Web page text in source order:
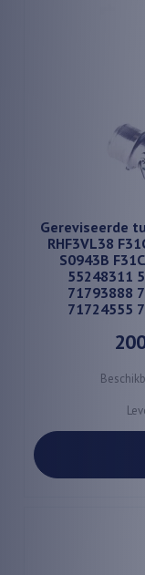
Gereviseerde
RHF3VL38
S0943B
55248311
71793888
71724555